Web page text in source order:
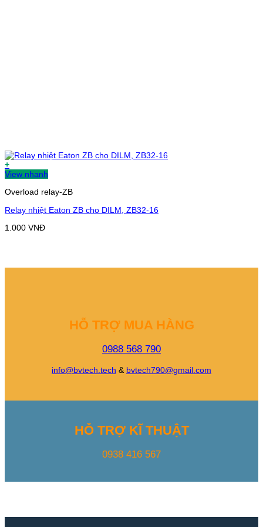
+
View nhanh
Overload relay-ZB
Relay nhiệt Eaton ZB cho DILM, ZB32-16
1.000 VNĐ
HỖ TRỢ MUA HÀNG
0988 568 790
info@bvtech.tech & bvtech790@gmail.com
HỖ TRỢ KĨ THUẬT
0938 416 567